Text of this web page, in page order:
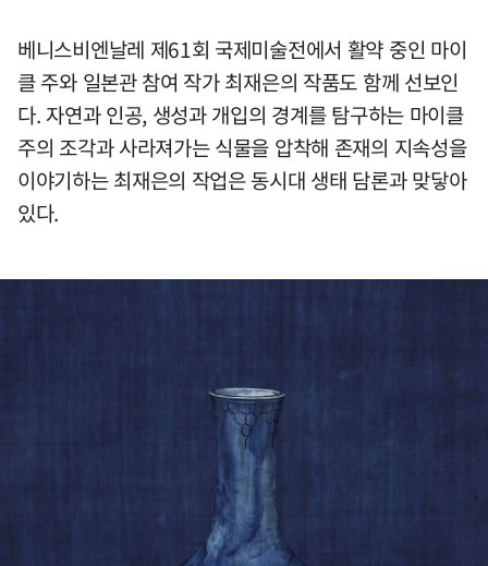
베니스비엔날레 제61회 국제미술전에서 활약 중인 마이
클 주와 일본관 참여 작가 최재은의 작품도 함께 선보인
다. 자연과 인공, 생성과 개입의 경계를 탐구하는 마이클
주의 조각과 사라져가는 식물을 압착해 존재의 지속성을
이야기하는 최재은의 작업은 동시대 생태 담론과 맞닿아
있다.